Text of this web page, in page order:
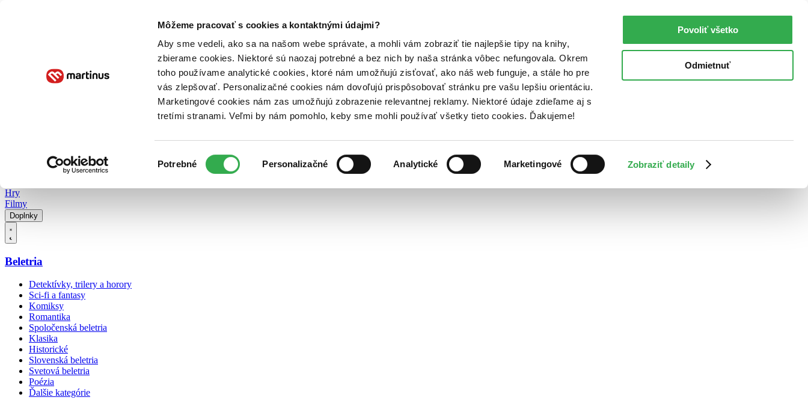
Môžeme pracovať s cookies a kontaktnými údajmi?
Aby sme vedeli, ako sa na našom webe správate, a mohli vám zobraziť tie najlepšie tipy na knihy,
zbierame cookies. Niektoré sú naozaj potrebné a bez nich by naša stránka vôbec nefungovala. Okrem
toho používame analytické cookies, ktoré nám umožňujú zisťovať, ako náš web funguje, a stále ho pre
vás zlepšovať. Personalizačné cookies nám dovoľujú prispôsobovať stránku pre vašu lepšiu orientáciu.
Marketingové cookies nám zas umožňujú zobrazenie relevantnej reklamy. Niektoré údaje zdieľame aj s
tretími stranami. Veľmi by nám pomohlo, keby sme mohli používať všetky tieto cookies. Ďakujeme!
súhlasu
Potrebné Personalizačné Analytické Marketingové Zobraziť detaily
Povoliť všetko
Odmietnuť
Poukážky Kontakt
Hry
Filmy
Doplnky
Beletria
Detektívky, trilery a horory
Sci-fi a fantasy
Komiksy
Romantika
Spoločenská beletria
Klasika
Historické
Slovenská beletria
Svetová beletria
Poézia
Ďalšie kategórie